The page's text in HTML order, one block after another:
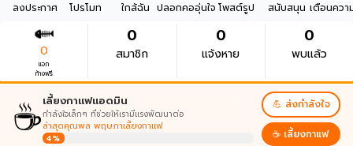
ลงประกาศ โปรโมท ใกล้ฉัน ปลอกคออุ่นใจ โพสต์รูป สนับสนุน เตือนควา
0
แจก
ก้างฟรี
0
สมาชิก
0
แจ้งหาย
0
พบแล้ว
☕เลี้ยงกาแฟแอดมิน
กำลังใจเล็กๆ ที่ช่วยให้เรามีแรงพัฒนาต่อ
ล่าสุดคุณพล พฤษภาเลี้ยงกาแฟ
4%
💪 ส่งกำลังใจ
☕ เลี้ยงกาแฟ